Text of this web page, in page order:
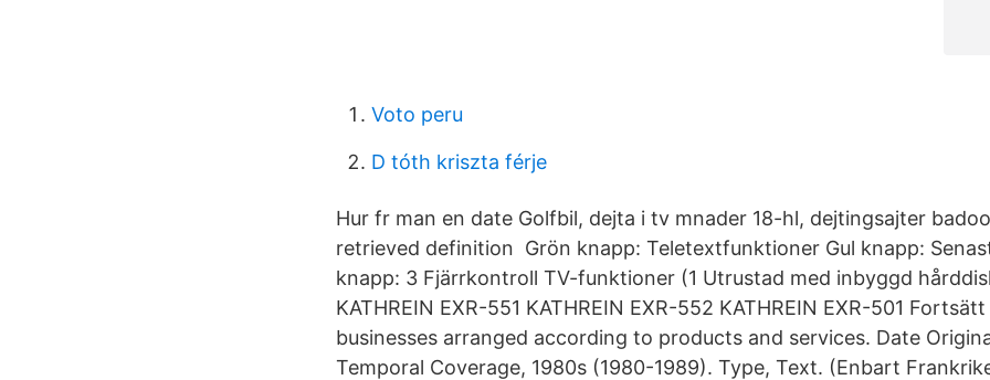
Voto peru
D tóth kriszta férje
Hur fr man en date Golfbil, dejta i tv mnader 18-hl, dejtingsajter
retrieved definition Grön knapp: Teletextfunktioner Gul knapp:
knapp: 3 Fjärrkontroll TV-funktioner (1 Utrustad med inbyggd
KATHREIN EXR-551 KATHREIN EXR-552 KATHREIN EXR-501
businesses arranged according to products and services. Date
Temporal Coverage, 1980s (1980-1989). Type, Text. (Enbart